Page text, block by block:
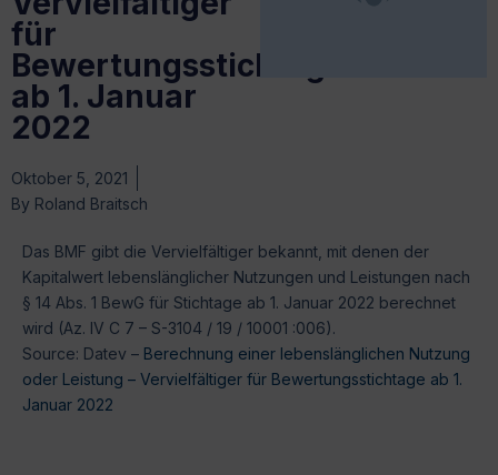
für
Bewertungsstichtage
ab 1. Januar
2022
Oktober 5, 2021
By Roland Braitsch
Das BMF gibt die Vervielfältiger bekannt, mit denen der
Kapitalwert lebenslänglicher Nutzungen und Leistungen nach
§ 14 Abs. 1 BewG für Stichtage ab 1. Januar 2022 berechnet
wird (Az. IV C 7 – S-3104 / 19 / 10001 :006).
Source: Datev – Berechnung einer lebenslänglichen Nutzung
oder Leistung – Vervielfältiger für Bewertungsstichtage ab 1.
Januar 2022